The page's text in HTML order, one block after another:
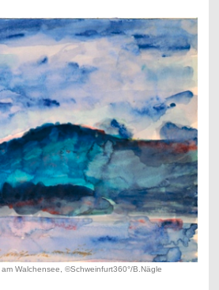
Walchensee, ©Schweinfurt360°/B.Nägle